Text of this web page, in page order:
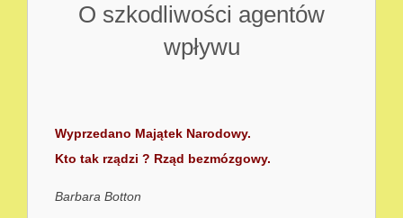
O szkodliwości agentów
wpływu
Wyprzedano Majątek Narodowy.
Kto tak rządzi ? Rząd bezmózgowy.
Barbara Botton